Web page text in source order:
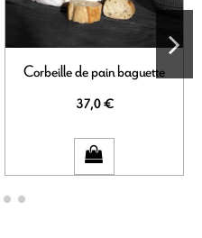
Corbeille de pain baguette
37,0 €